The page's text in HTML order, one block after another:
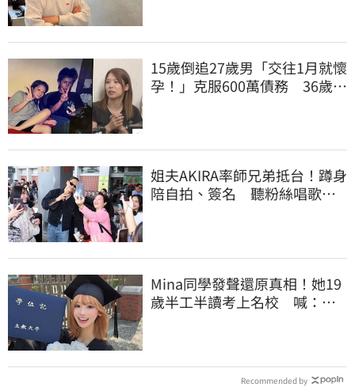
15歲倒追27歲男「交往1月就懷
孕！」克服600萬債務 36歲美
姐夫AKIRA率師兄弟抵台！蹲身
陪自拍、簽名 聽粉絲唱歌羞
Mina同學發聲還原真相！她19
歲半工半讀考上名校 喊：不
Recommended by